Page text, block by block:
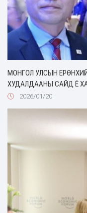
МОНГОЛ УЛСЫН
ХУДАЛДААНЫ САЙД Ё
2026/01/20